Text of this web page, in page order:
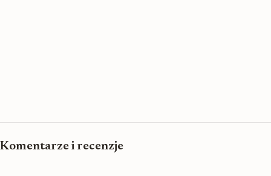
Komentarze i recenzje